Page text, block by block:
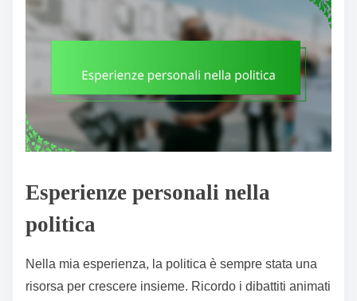
Esperienze personali nella
politica
Nella mia esperienza, la politica è sempre stata una
risorsa per crescere insieme. Ricordo i dibattiti animati